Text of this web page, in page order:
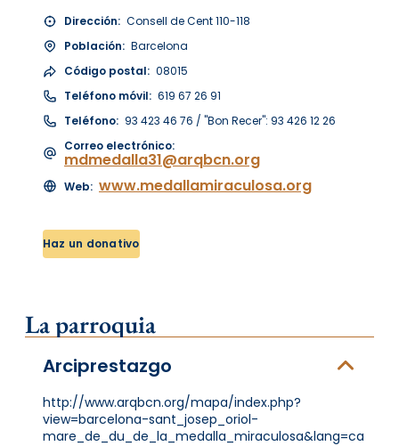
Dirección: Consell de Cent 110-118
Población: Barcelona
Código postal: 08015
Teléfono móvil: 619 67 26 91
Teléfono: 93 423 46 76 / "Bon Recer": 93 426 12 26
Correo electrónico:
mdmedalla31@arqbcn.org
Web: www.medallamiraculosa.org
Haz un donativo
La parroquia
Arciprestazgo
http://www.arqbcn.org/mapa/index.php?
view=barcelona-sant_josep_oriol-
mare_de_du_de_la_medalla_miraculosa&lang=ca